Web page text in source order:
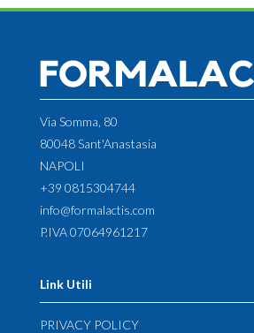
Via Somma, 80
80048 Sant'Anastasia
NAPOLI
+39 0815304744
info@formalactis.com
P.IVA 07064961217
Link Utili
PRIVACY POLICY